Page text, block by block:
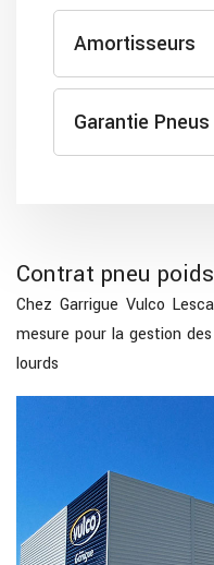
Amortisseurs
Garantie Pneus
Contrat pneu
Chez Garrigue Vulco
mesure pour la gestion
lourds